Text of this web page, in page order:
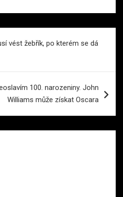
vést žebřík, po kterém se dá
100. narozeniny. John
Williams může získat Oscara